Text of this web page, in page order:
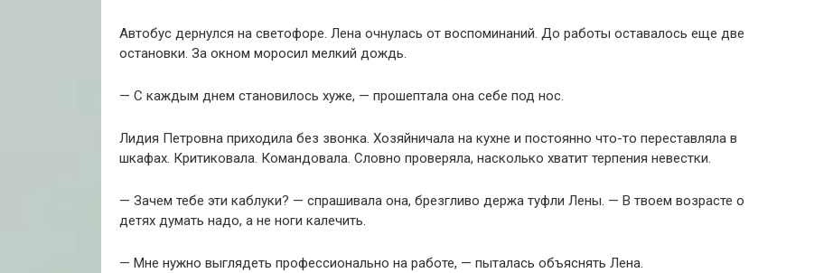
Автобус дернулся на светофоре. Лена очнулась от воспоминаний. До работы оставалось еще две
остановки. За окном моросил мелкий дождь.
— С каждым днем становилось хуже, — прошептала она себе под нос.
Лидия Петровна приходила без звонка. Хозяйничала на кухне и постоянно что-то переставляла в
шкафах. Критиковала. Командовала. Словно проверяла, насколько хватит терпения невестки.
— Зачем тебе эти каблуки? — спрашивала она, брезгливо держа туфли Лены. — В твоем возрасте о
детях думать надо, а не ноги калечить.
— Мне нужно выглядеть профессионально на работе, — пыталась объяснять Лена.